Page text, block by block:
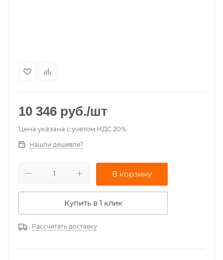
10 346 руб./шт
Цена указана с учетом НДС 20%
Нашли дешевле?
В корзину
Купить в 1 клик
Рассчитать доставку